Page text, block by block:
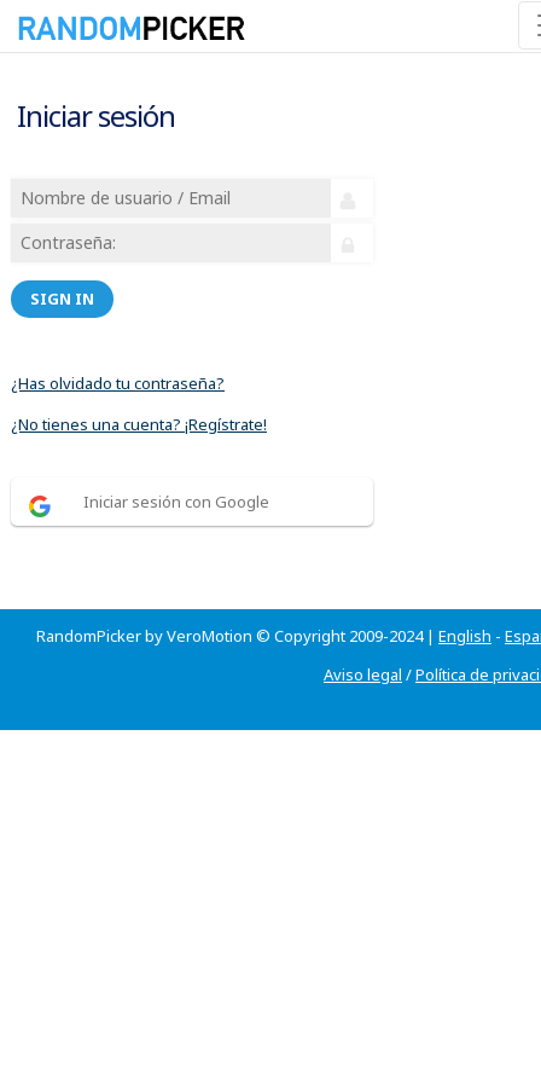
Iniciar sesión
SIGN IN
¿Has olvidado tu contraseña?
¿No tienes una cuenta? ¡Regístrate!
Iniciar sesión con Google
RandomPicker by VeroMotion © Copyright 2009-2024 | English -
Aviso legal /Política de